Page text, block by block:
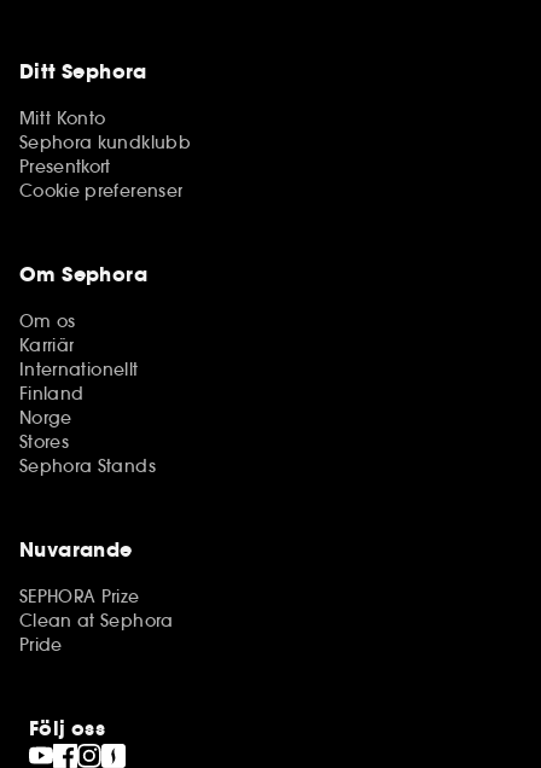
Ditt Sephora
Mitt Konto
Sephora kundklubb
Presentkort
Cookie preferenser
Om Sephora
Om os
Karriär
Internationellt
Finland
Norge
Stores
Sephora Stands
Nuvarande
SEPHORA Prize
Clean at Sephora
Pride
Följ oss